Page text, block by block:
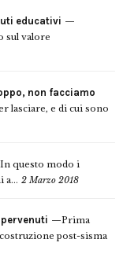
educativi
sul valore
non facciamo
lasciare, e di cui sono
questo modo i
a... 2 Marzo 2018
Prima
post-sisma